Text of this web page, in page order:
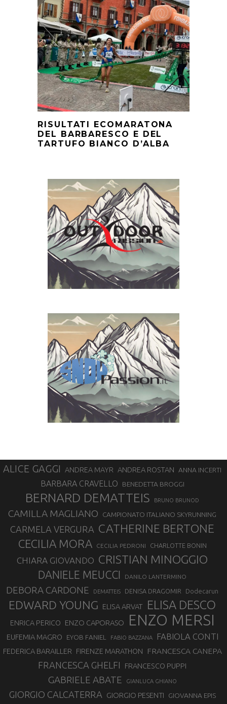
RISULTATI ECOMARATONA
DEL BARBARESCO E DEL
TARTUFO BIANCO D’ALBA
ALICE GAGGI ANDREA MAYR ANDREA ROSTAN ANNA INCERTI
BARBARA CRAVELLO BENEDETTA BROGGI
BERNARD DEMATTEIS BRUNO BRUNOD
CAMILLA MAGLIANO CAMPIONATO ITALIANO SKYRUNNING
CARMELA VERGURA CATHERINE BERTONE
CECILIA MORA CECILIA PEDRONI CHARLOTTE BONIN
CHIARA GIOVANDO CRISTIAN MINOGGIO
DANIELE MEUCCI DANILO LANTERMINO
DEBORA CARDONE DEMATTEIS DENISA DRAGOMIR Dodecarun
EDWARD YOUNG ELISA ARVAT ELISA DESCO
ENRICA PERICO ENZO CAPORASO ENZO MERSI
EUFEMIA MAGRO EYOB FANIEL FABIO BAZZANA FABIOLA CONTI
FEDERICA BARAILLER FIRENZE MARATHON FRANCESCA CANEPA
FRANCESCA GHELFI FRANCESCO PUPPI
GABRIELE ABATE GIANLUCA GHIANO
GIORGIO CALCATERRA GIORGIO PESENTI GIOVANNA EPIS